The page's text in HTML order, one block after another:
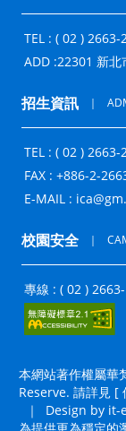
TEL : ( 02 )
ADD :22301 新北
招生資訊 ｜
TEL : ( 02 )
FAX : +886-2-
E-MAIL :
校園安全 ｜
專線 : ( 02 )
本網站著作權屬華
Reserve. 請詳見 [
｜
Design by it-